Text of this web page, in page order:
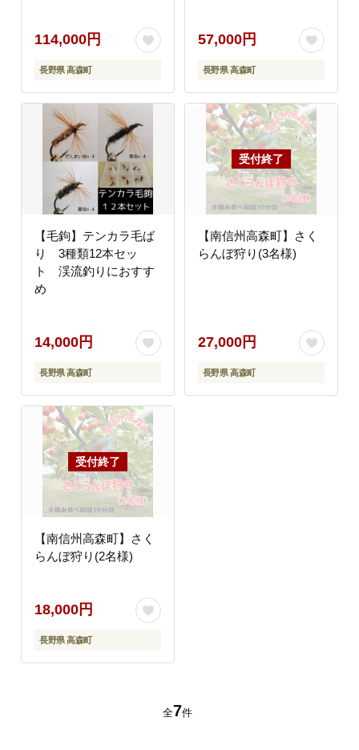
114,000円
長野県 高森町
57,000円
長野県 高森町
【毛鉤】テンカラ毛ば
り 3種類12本セッ
ト 渓流釣りにおすす
め
14,000円
長野県 高森町
【南信州高森町】さく
らんぼ狩り(3名様)
27,000円
長野県 高森町
【南信州高森町】さく
らんぼ狩り(2名様)
18,000円
長野県 高森町
全7件